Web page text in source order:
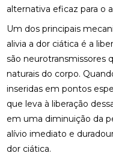
alternativa eficaz para o
Um dos principais
alivia a dor ciática é a
são neurotransmissores
naturais do corpo.
inseridas em pontos
que leva à liberação
em uma diminuição da
alívio imediato e
dor ciática.
COMO A FISIOTERAPIA PODE AJUDAR NA
REABILITAÇÃO DO
COMO A FISIOTERAPIA RESPIRATÓRIA DOMICILIAR
PODE MELHORAR
COMO A OSTEOPATIA PARA COLUNA PODE
MELHORAR SUA
COMO A OSTEOPATIA PARA COLUNA PODE
TRANSFORMAR SUA